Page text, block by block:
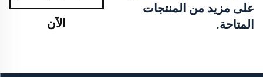
على مزيد من المنتجات
المتاحة.
الآن